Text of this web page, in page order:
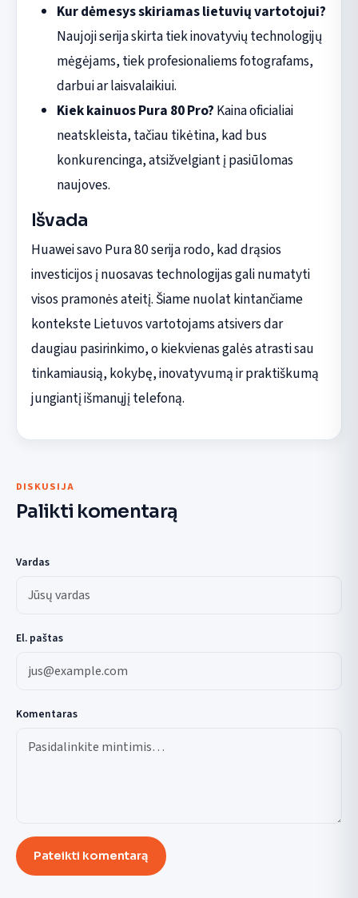
Kur dėmesys skiriamas lietuvių vartotojui?
Naujoji serija skirta tiek inovatyvių technologijų
mėgėjams, tiek profesionaliems fotografams,
darbui ar laisvalaikiui.
Kiek kainuos Pura 80 Pro? Kaina oficialiai
neatskleista, tačiau tikėtina, kad bus
konkurencinga, atsižvelgiant į pasiūlomas
naujoves.
Išvada
Huawei savo Pura 80 serija rodo, kad drąsios
investicijos į nuosavas technologijas gali numatyti
visos pramonės ateitį. Šiame nuolat kintančiame
kontekste Lietuvos vartotojams atsivers dar
daugiau pasirinkimo, o kiekvienas galės atrasti sau
tinkamiausią, kokybę, inovatyvumą ir praktiškumą
jungiantį išmanųjį telefoną.
DISKUSIJA
Palikti komentarą
Vardas
El. paštas
Komentaras
Pateikti komentarą